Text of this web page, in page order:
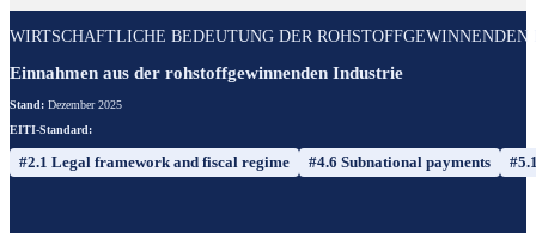
WIRTSCHAFTLICHE BEDEUTUNG DER ROHSTOFFGEWINNENDEN
Einnahmen aus der rohstoffgewinnenden Industrie
Stand: Dezember 2025
EITI-Standard:
#2.1 Legal framework and fiscal regime #4.6 Subnational payments